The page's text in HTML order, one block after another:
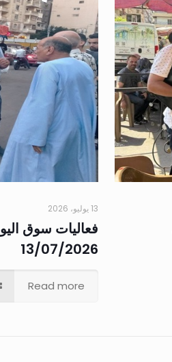
13 يوليو، 2026
فعاليات سوق
13/07/2026
Read more